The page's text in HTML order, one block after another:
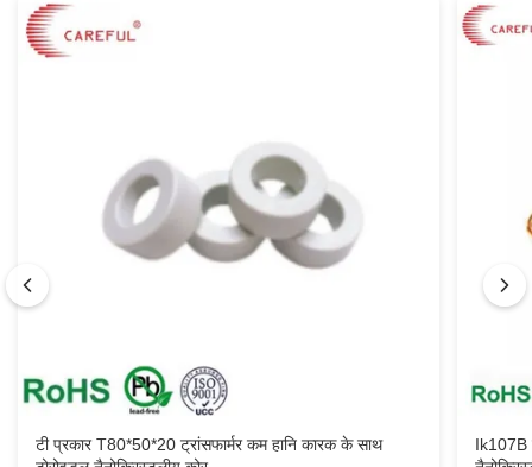
टी प्रकार T80*50*20 ट्रांसफार्मर कम हानि कारक के साथ
Ik107B